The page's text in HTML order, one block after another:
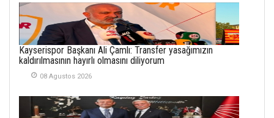
İlgi Alanlarımız ve Biz
02 Ekim 2025
SABAHATTİN
puana Ulaştı
01 Mayis 2026
Kayserispor Başkanı Ali Çamlı: Transfer yasağımızın
kaldırılmasının hayırlı olmasını diliyorum
08 Agustos 2026